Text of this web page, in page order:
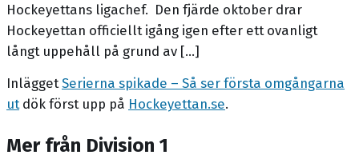
Hockeyettans ligachef. Den fjärde oktober drar
Hockeyettan officiellt igång igen efter ett ovanligt
långt uppehåll på grund av […]
InläggetSerierna spikade – Så ser första omgångarna
utdök först upp på Hockeyettan.se.
Mer från Division 1